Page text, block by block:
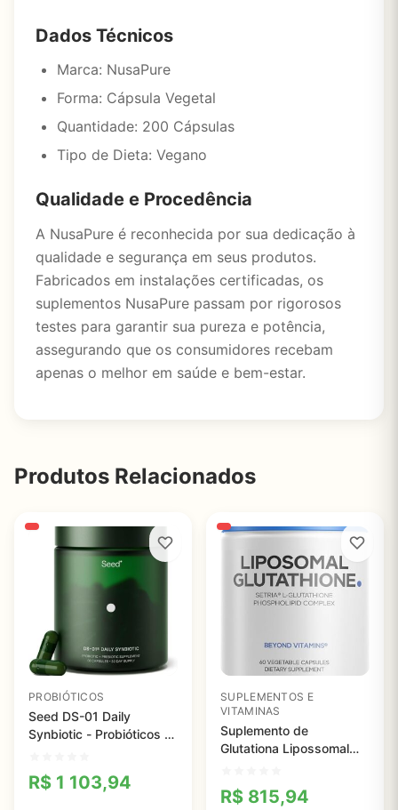
Dados Técnicos
Marca: NusaPure
Forma: Cápsula Vegetal
Quantidade: 200 Cápsulas
Tipo de Dieta: Vegano
Qualidade e Procedência
A NusaPure é reconhecida por sua dedicação à
qualidade e segurança em seus produtos.
Fabricados em instalações certificadas, os
suplementos NusaPure passam por rigorosos
testes para garantir sua pureza e potência,
assegurando que os consumidores recebam
apenas o melhor em saúde e bem-estar.
Produtos Relacionados
PROBIÓTICOS
Seed DS-01 Daily
Synbiotic - Probióticos e
R$ 1 103,94
SUPLEMENTOS E
VITAMINAS
Suplemento de
Glutationa Lipossomal
Absorção
R$ 815,94